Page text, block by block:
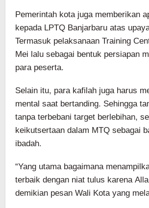
Pemerintah kota juga memberikan
kepada LPTQ Banjarbaru atas
Termasuk pelaksanaan Training
Mei lalu sebagai bentuk persiapan
para peserta.
Selain itu, para kafilah juga harus
mental saat bertanding. Sehingga
tanpa terbebani target berlebihan,
keikutsertaan dalam MTQ sebagai
ibadah.
“Yang utama bagaimana
terbaik dengan niat tulus karena
demikian pesan Wali Kota yang